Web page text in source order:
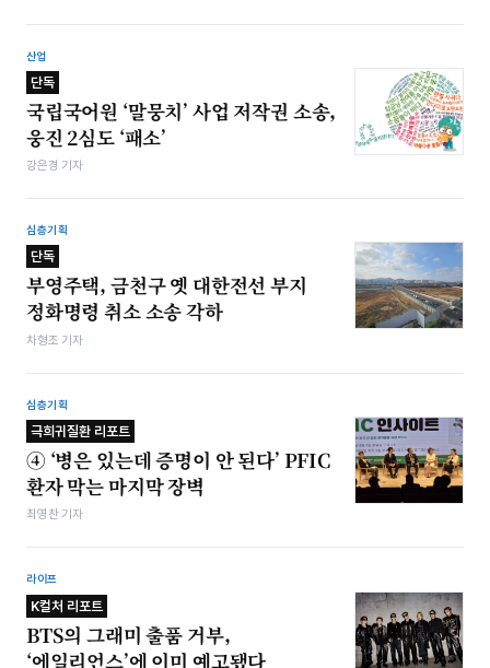
산업
단독
국립국어원 ‘말뭉치’ 사업 저작권 소송,
웅진 2심도 ‘패소’
강은경 기자
심층기획
단독
부영주택, 금천구 옛 대한전선 부지
정화명령 취소 소송 각하
차형조 기자
심층기획
극희귀질환 리포트
④ ‘병은 있는데 증명이 안 된다’ PFIC
환자 막는 마지막 장벽
최영찬 기자
라이프
K컬처 리포트
BTS의 그래미 출품 거부,
‘에일리언스’에 이미 예고됐다